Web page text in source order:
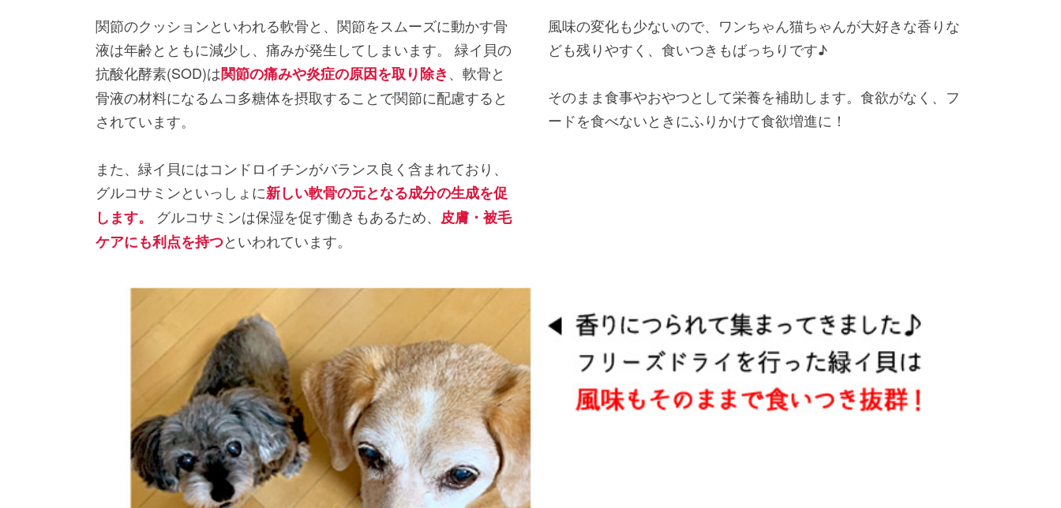
関節のクッションといわれる軟骨と、関節をスムーズに動かす骨
液は年齢とともに減少し、痛みが発生してしまいます。 緑イ貝の
抗酸化酵素(SOD)は関節の痛みや炎症の原因を取り除き、軟骨と
骨液の材料になるムコ多糖体を摂取することで関節に配慮すると
されています。
また、緑イ貝にはコンドロイチンがバランス良く含まれており、
グルコサミンといっしょに新しい軟骨の元となる成分の生成を促
します。
グルコサミンは保湿を促す働きもあるため、 皮膚・被毛
ケアにも利点を持つといわれています。
風味の変化も少ないので、ワンちゃん猫ちゃんが大好きな香りな
ども残りやすく、食いつきもばっちりです♪
そのまま食事やおやつとして栄養を補助します。食欲がなく、フ
ードを食べないときにふりかけて食欲増進に！